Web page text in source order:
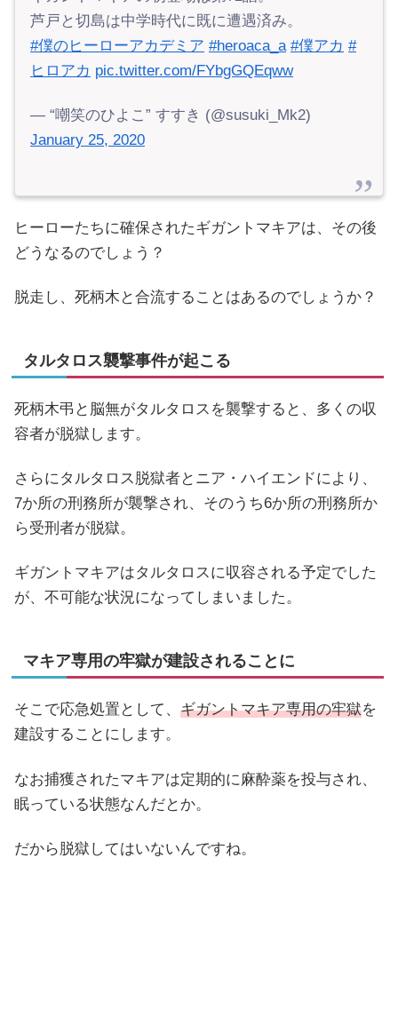
芦戸と切島は中学時代に既に遭遇済み。
#僕のヒーローアカデミア #heroaca_a #僕アカ #
ヒロアカ pic.twitter.com/FYbgGQEqww
— “嘲笑のひよこ” すすき (@susuki_Mk2)
January 25, 2020
ヒーローたちに確保されたギガントマキアは、その後
どうなるのでしょう？
脱走し、死柄木と合流することはあるのでしょうか？
タルタロス襲撃事件が起こる
死柄木弔と脳無がタルタロスを襲撃すると、多くの収
容者が脱獄します。
さらにタルタロス脱獄者とニア・ハイエンドにより、
7か所の刑務所が襲撃され、そのうち6か所の刑務所か
ら受刑者が脱獄。
ギガントマキアはタルタロスに収容される予定でした
が、不可能な状況になってしまいました。
マキア専用の牢獄が建設されることに
そこで応急処置として、 ギガントマキア専用の牢獄を
建設することにします。
なお捕獲されたマキアは定期的に麻酔薬を投与され、
眠っている状態なんだとか。
だから脱獄してはいないんですね。